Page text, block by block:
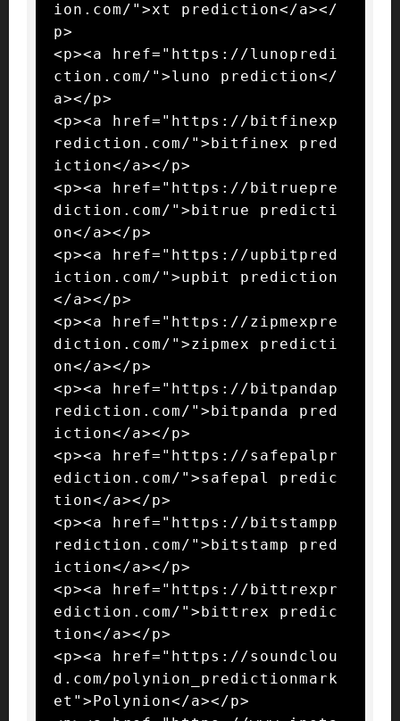
ion.com/">xt prediction</a></
p>
<p><a href="https://lunopredi
ction.com/">luno prediction</
a></p>
<p><a href="https://bitfinexp
rediction.com/">bitfinex pred
iction</a></p>
<p><a href="https://bitruepre
diction.com/">bitrue predicti
on</a></p>
<p><a href="https://upbitpred
iction.com/">upbit prediction
</a></p>
<p><a href="https://zipmexpre
diction.com/">zipmex predicti
on</a></p>
<p><a href="https://bitpandap
rediction.com/">bitpanda pred
iction</a></p>
<p><a href="https://safepalpr
ediction.com/">safepal predic
tion</a></p>
<p><a href="https://bitstampp
rediction.com/">bitstamp pred
iction</a></p>
<p><a href="https://bittrexpr
ediction.com/">bittrex predic
tion</a></p>
<p><a href="https://soundclou
d.com/polynion_predictionmark
et">Polynion</a></p>